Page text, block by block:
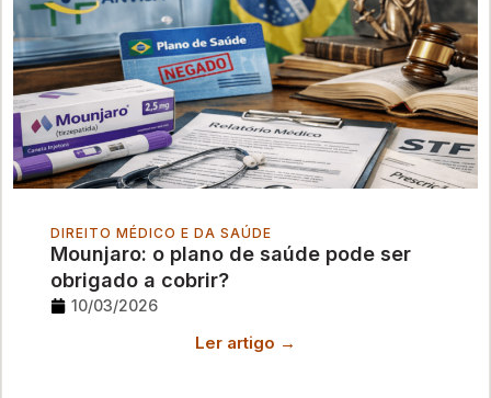
DIREITO MÉDICO E DA SAÚDE
Mounjaro: o plano de saúde pode ser
obrigado a cobrir?
10/03/2026
Ler artigo →